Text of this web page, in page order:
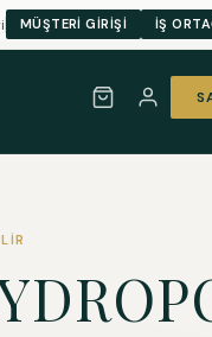
MÜŞTERI GIRIŞI İŞ